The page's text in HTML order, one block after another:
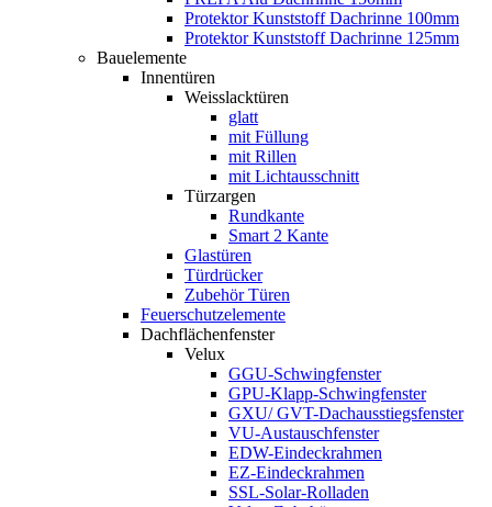
Protektor Kunststoff Dachrinne 100mm
Protektor Kunststoff Dachrinne 125mm
Bauelemente
Innentüren
Weisslacktüren
glatt
mit Füllung
mit Rillen
mit Lichtausschnitt
Türzargen
Rundkante
Smart 2 Kante
Glastüren
Türdrücker
Zubehör Türen
Feuerschutzelemente
Dachflächenfenster
Velux
GGU-Schwingfenster
GPU-Klapp-Schwingfenster
GXU/ GVT-Dachausstiegsfenster
VU-Austauschfenster
EDW-Eindeckrahmen
EZ-Eindeckrahmen
SSL-Solar-Rolladen